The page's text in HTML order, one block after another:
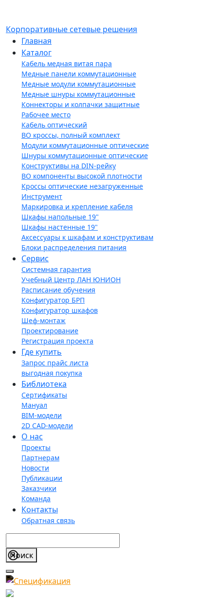
Корпоративные сетевые решения
Главная
Каталог
Кабель медная витая пара
Медные панели коммутационные
Медные модули коммутационные
Медные шнуры коммутационные
Коннекторы и колпачки защитные
Рабочее место
Кабель оптический
ВО кроссы, полный комплект
Модули коммутационные оптические
Шнуры коммутационные оптические
Конструктивы на DIN-рейку
ВО компоненты высокой плотности
Кроссы оптические незагруженные
Инструмент
Маркировка и крепление кабеля
Шкафы напольные 19"
Шкафы настенные 19"
Аксессуары к шкафам и конструктивам
Блоки распределения питания
Сервис
Системная гарантия
Учебный Центр ЛАН ЮНИОН
Расписание обучения
Конфигуратор БРП
Конфигуратор шкафов
Шеф-монтаж
Проектирование
Регистрация проекта
Где купить
Запрос прайс листа
выгодная покупка
Библиотека
Сертификаты
Мануал
BIM-модели
2D CAD-модели
О нас
Проекты
Партнерам
Новости
Публикации
Заказчики
Команда
Контакты
Обратная связь